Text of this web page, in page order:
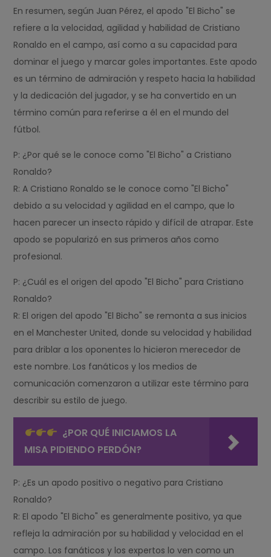
En resumen, según Juan Pérez, el apodo "El Bicho" se
refiere a la velocidad, agilidad y habilidad de Cristiano
Ronaldo en el campo, así como a su capacidad para
dominar el juego y marcar goles importantes. Este apodo
es un término de admiración y respeto hacia la habilidad
y la dedicación del jugador, y se ha convertido en un
término común para referirse a él en el mundo del
fútbol.
P: ¿Por qué se le conoce como "El Bicho" a Cristiano
Ronaldo?
R: A Cristiano Ronaldo se le conoce como "El Bicho"
debido a su velocidad y agilidad en el campo, que lo
hacen parecer un insecto rápido y difícil de atrapar. Este
apodo se popularizó en sus primeros años como
profesional.
P: ¿Cuál es el origen del apodo "El Bicho" para Cristiano
Ronaldo?
R: El origen del apodo "El Bicho" se remonta a sus inicios
en el Manchester United, donde su velocidad y habilidad
para driblar a los oponentes lo hicieron merecedor de
este nombre. Los fanáticos y los medios de
comunicación comenzaron a utilizar este término para
describir su estilo de juego.
¿POR QUÉ INICIAMOS LA
MISA PIDIENDO PERDÓN?
P: ¿Es un apodo positivo o negativo para Cristiano
Ronaldo?
R: El apodo "El Bicho" es generalmente positivo, ya que
refleja la admiración por su habilidad y velocidad en el
campo. Los fanáticos y los expertos lo ven como un